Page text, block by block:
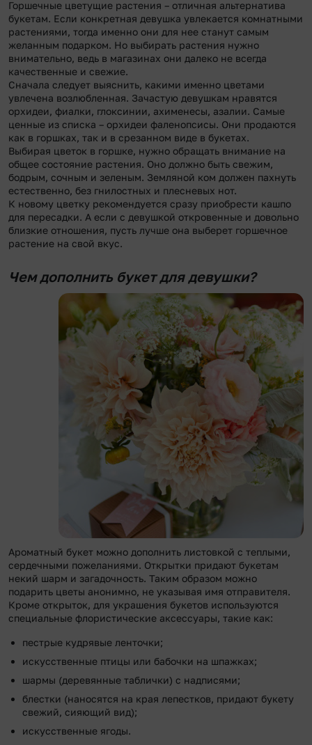
Горшечные цветущие растения – отличная альтернатива
букетам. Если конкретная девушка увлекается комнатными
растениями, тогда именно они для нее станут самым
желанным подарком. Но выбирать растения нужно
внимательно, ведь в магазинах они далеко не всегда
качественные и свежие.
Сначала следует выяснить, какими именно цветами
увлечена возлюбленная. Зачастую девушкам нравятся
орхидеи, фиалки, глоксинии, ахименесы, азалии. Самые
ценные из списка – орхидеи фаленопсисы. Они продаются
как в горшках, так и в срезанном виде в букетах.
Выбирая цветок в горшке, нужно обращать внимание на
общее состояние растения. Оно должно быть свежим,
бодрым, сочным и зеленым. Земляной ком должен пахнуть
естественно, без гнилостных и плесневых нот.
К новому цветку рекомендуется сразу приобрести кашпо
для пересадки. А если с девушкой откровенные и довольно
близкие отношения, пусть лучше она выберет горшечное
растение на свой вкус.
Чем дополнить букет для девушки?
Ароматный букет можно дополнить листовкой с теплыми,
сердечными пожеланиями. Открытки придают букетам
некий шарм и загадочность. Таким образом можно
подарить цветы анонимно, не указывая имя отправителя.
Кроме открыток, для украшения букетов используются
специальные флористические аксессуары, такие как:
пестрые кудрявые ленточки;
искусственные птицы или бабочки на шпажках;
шармы (деревянные таблички) с надписями;
блестки (наносятся на края лепестков, придают букету
свежий, сияющий вид);
искусственные ягоды.